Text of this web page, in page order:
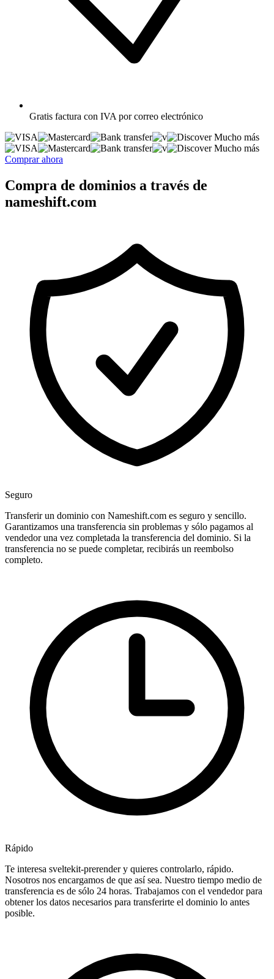
Gratis factura con IVA por correo electrónico
Mucho más
Mucho más
Comprar ahora
Compra de dominios a través de
nameshift.com
Seguro
Transferir un dominio con Nameshift.com es seguro y sencillo.
Garantizamos una transferencia sin problemas y sólo pagamos al
vendedor una vez completada la transferencia del dominio. Si la
transferencia no se puede completar, recibirás un reembolso
completo.
Rápido
Te interesa sveltekit-prerender y quieres controlarlo, rápido.
Nosotros nos encargamos de que así sea. Nuestro tiempo medio de
transferencia es de sólo 24 horas. Trabajamos con el vendedor para
obtener los datos necesarios para transferirte el dominio lo antes
posible.